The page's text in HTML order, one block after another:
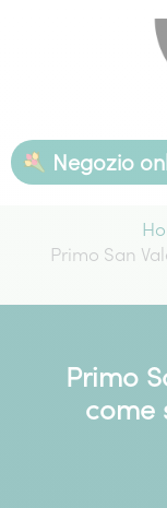
Negozio
Primo San
Primo
come